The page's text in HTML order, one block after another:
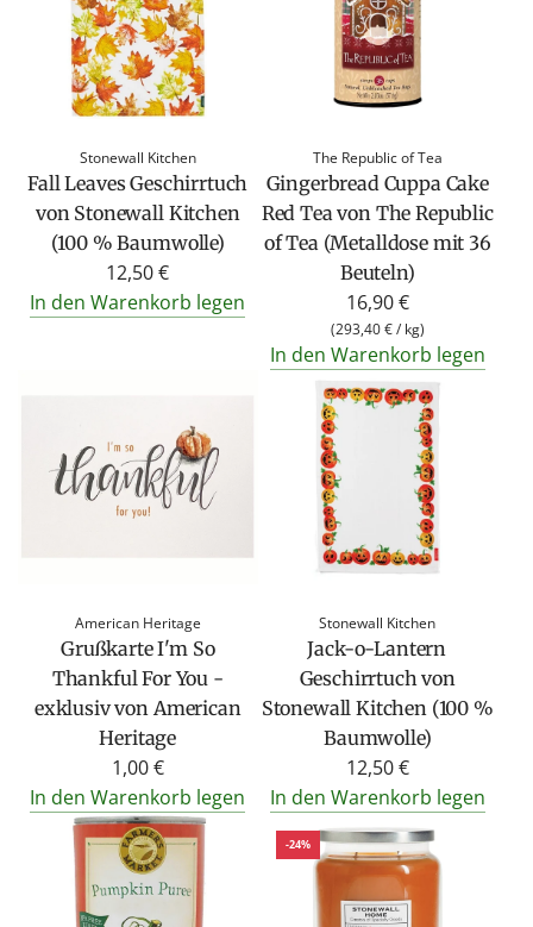
r
e
r
P
e
i
s
Stonewall Kitchen
Fall Leaves Geschirrtuch
von Stonewall Kitchen
(100 % Baumwolle)
12,50 €
In den Warenkorb legen
The Republic of Tea
Gingerbread Cuppa Cake
Red Tea von The Republic
of Tea (Metalldose mit 36
Beuteln)
16,90 €
(293,40 €/ kg)
In den Warenkorb legen
American Heritage
Grußkarte I'm So
Thankful For You -
exklusiv von American
Heritage
1,00 €
In den Warenkorb legen
Stonewall Kitchen
Jack-o-Lantern
Geschirrtuch von
Stonewall Kitchen (100 %
Baumwolle)
12,50 €
In den Warenkorb legen
-24%